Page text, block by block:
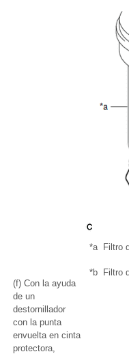
(f) Con la ayuda
de un
destornillador
con la punta
envuelta en cinta
protectora,
*a Filtro
*b Filtro